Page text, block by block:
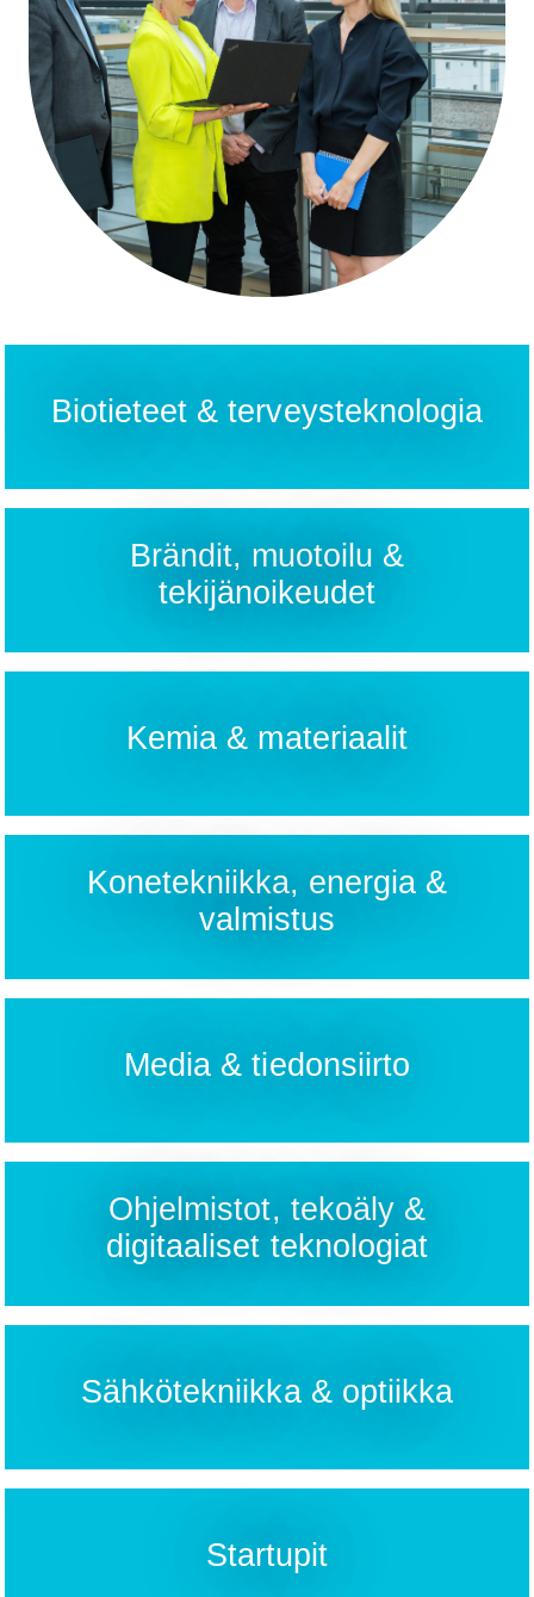
Biotieteet & terveysteknologia
Brändit, muotoilu &
tekijänoikeudet
Kemia & materiaalit
Konetekniikka, energia &
valmistus
Media & tiedonsiirto
Ohjelmistot, tekoäly &
digitaaliset teknologiat
Sähkötekniikka & optiikka
Startupit